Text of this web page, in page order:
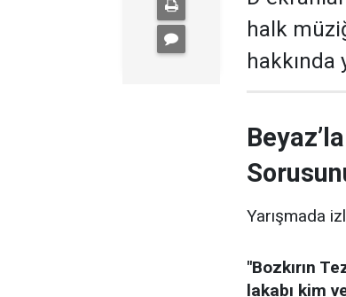
halk
Yarışmada
"Bozkırın
lakabı kim